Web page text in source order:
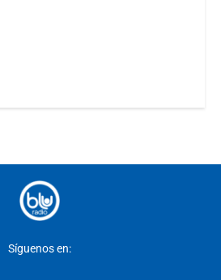
Síguenos en: